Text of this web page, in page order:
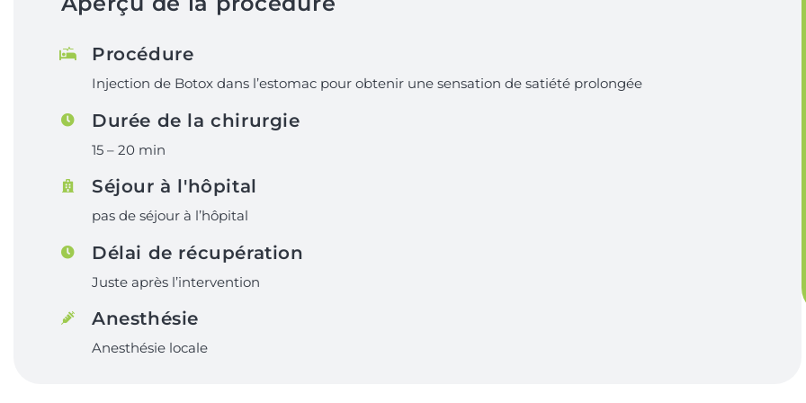
Procédure
Injection de Botox dans l’estomac pour obtenir une sensation de satiété prolongée
Durée de la chirurgie
15 – 20 min
Séjour à l'hôpital
pas de séjour à l’hôpital
Délai de récupération
Juste après l’intervention
Anesthésie
Anesthésie locale